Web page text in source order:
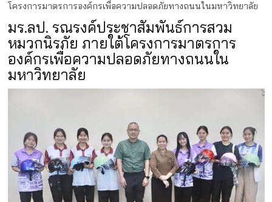
โครงการมาตรการองค์กรเพื่อความปลอดภัยทางถนนในมหาวิทยาลัย
มร.ลป. รณรงค์ประชาสัมพันธ์การสวม
หมวกนิรภัย ภายใต้โครงการมาตรการ
องค์กรเพื่อความปลอดภัยทางถนนใน
มหาวิทยาลัย